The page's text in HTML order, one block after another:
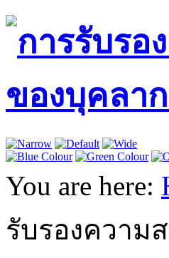
You are here:
รับรองความ